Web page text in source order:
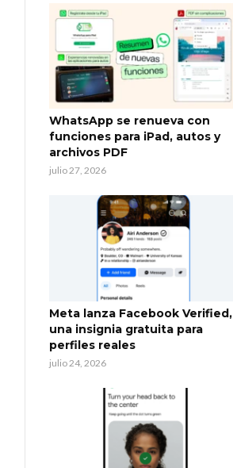
WhatsApp se renueva con
funciones para iPad, autos y
archivos PDF
julio 27, 2026
Meta lanza Facebook Verified,
una insignia gratuita para
perfiles reales
julio 24, 2026